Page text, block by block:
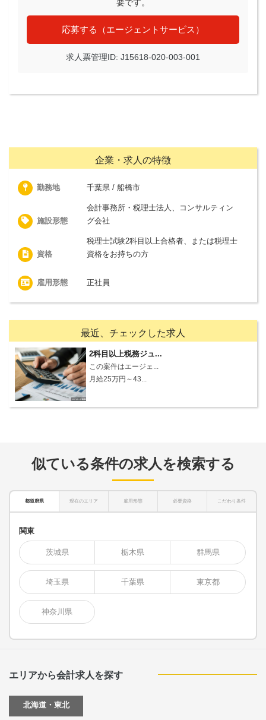
要です。
応募する（エージェントサービス）
求人票管理ID: J15618-020-003-001
企業・求人の特徴
勤務地 千葉県 / 船橋市
施設形態
会計事務所・税理士法人、コンサルティン
グ会社
資格
税理士試験2科目以上合格者、または税理士
資格をお持ちの方
雇用形態 正社員
最近、チェックした求人
2科目以上税務ジュ...
この案件はエージェ...
月給25万円～43...
似ている条件の求人を検索する
都道府県 現在のエリア 雇用形態 必要資格 こだわり条件
関東
茨城県 栃木県 群馬県
埼玉県 千葉県 東京都
神奈川県
エリアから会計求人を探す
北海道・東北